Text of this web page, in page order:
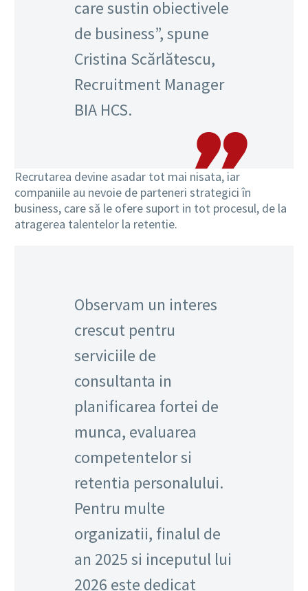
care sustin obiectivele
de business”, spune
Cristina Scărlătescu,
Recruitment Manager
BIA HCS.
Recrutarea devine asadar tot mai nisata, iar
companiile au nevoie de parteneri strategici în
business, care să le ofere suport in tot procesul, de la
atragerea talentelor la retentie.
Observam un interes
crescut pentru
serviciile de
consultanta in
planificarea fortei de
munca, evaluarea
competentelor si
retentia personalului.
Pentru multe
organizatii, finalul de
an 2025 si inceputul lui
2026 este dedicat